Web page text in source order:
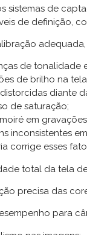
sistemas de
de definição,
de tonalidade
de brilho na
diante
de saturação;
em
inconsistentes
corrige esses
total da tela de
precisa das
para